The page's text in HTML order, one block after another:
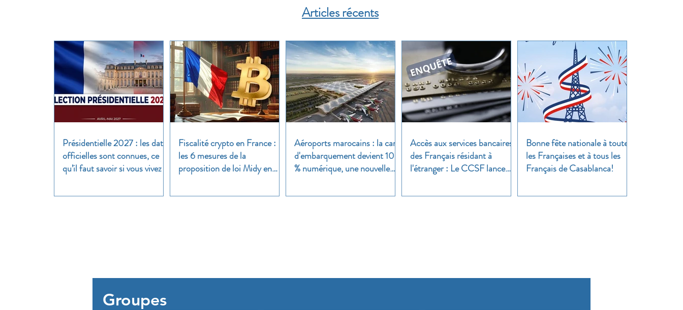
Articles récents
Présidentielle 2027 : les dates
officielles sont connues, ce
qu’il faut savoir si vous vivez à
Fiscalité crypto en France :
les 6 mesures de la
proposition de loi Midy en
Aéroports marocains : la carte
d'embarquement devient 100
% numérique, une nouvelle
du transport aérien
Accès aux services bancaires
des Français résidant à
l'étranger : Le CCSF lance
Bonne fête nationale à toutes
les Françaises et à tous les
Français de Casablanca!
Groupes